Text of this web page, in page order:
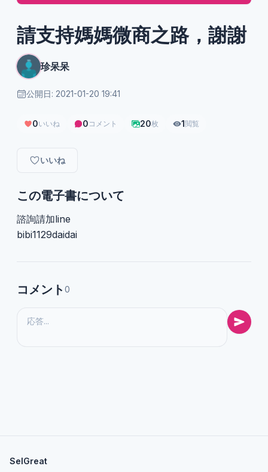
請支持媽媽微商之路，謝謝
珍呆呆
公開日: 2021-01-20 19:41
0いいね 0 コメント 20枚 1閲覧
いいね
この電子書について
諮詢請加line
bibi1129daidai
コメント 0
SelGreat